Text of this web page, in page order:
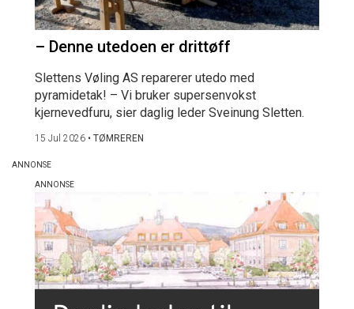
– Denne utedoen er drittøff
Slettens Vøling AS reparerer utedo med
pyramidetak! – Vi bruker supersenvokst
kjernevedfuru, sier daglig leder Sveinung Sletten.
15 Jul 2026 • TØMREREN